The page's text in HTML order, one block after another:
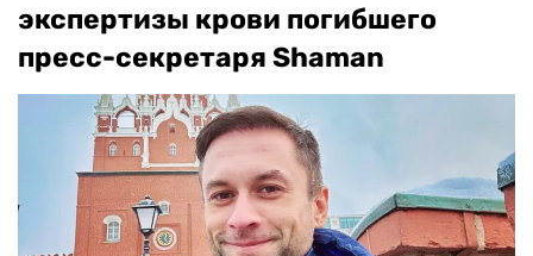
экспертизы крови погибшего
пресс-секретаря Shaman